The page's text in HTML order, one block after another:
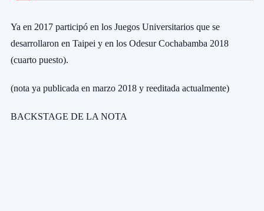
Ya en 2017 participó en los Juegos Universitarios que se
desarrollaron en Taipei y en los Odesur Cochabamba 2018
(cuarto puesto).
(nota ya publicada en marzo 2018 y reeditada actualmente)
BACKSTAGE DE LA NOTA